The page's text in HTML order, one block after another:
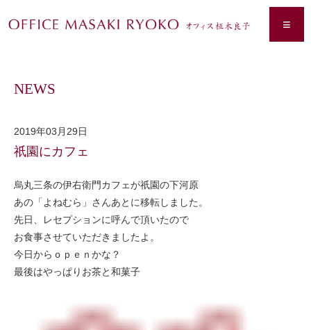
≡
NEWS
2019年03月29日
祇園にカフェ
烏丸三条の伊右衛門カフェが祇園の下河原
あの「よねむら」さんあとに移転しました。
先日、レセプションに呼んで頂いたので
お食事させていただきましたよ。
今日からｏｐｅｎかな？
最後はやっぱりお茶と和菓子